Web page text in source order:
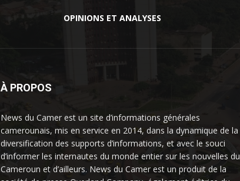
OPINIONS ET ANALYSES
À PROPOS
News du Camer est un site d’informations générales
camerounais, mis en service en 2014, dans la dynamique de la
diversification des supports d’informations, et avec le souci
d’informer les internautes du monde entier sur les nouvelles du
Cameroun et d’ailleurs. News du Camer est un produit de la